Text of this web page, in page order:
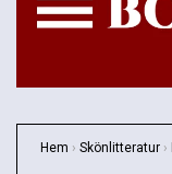
Hem › Skönlitteratur ›